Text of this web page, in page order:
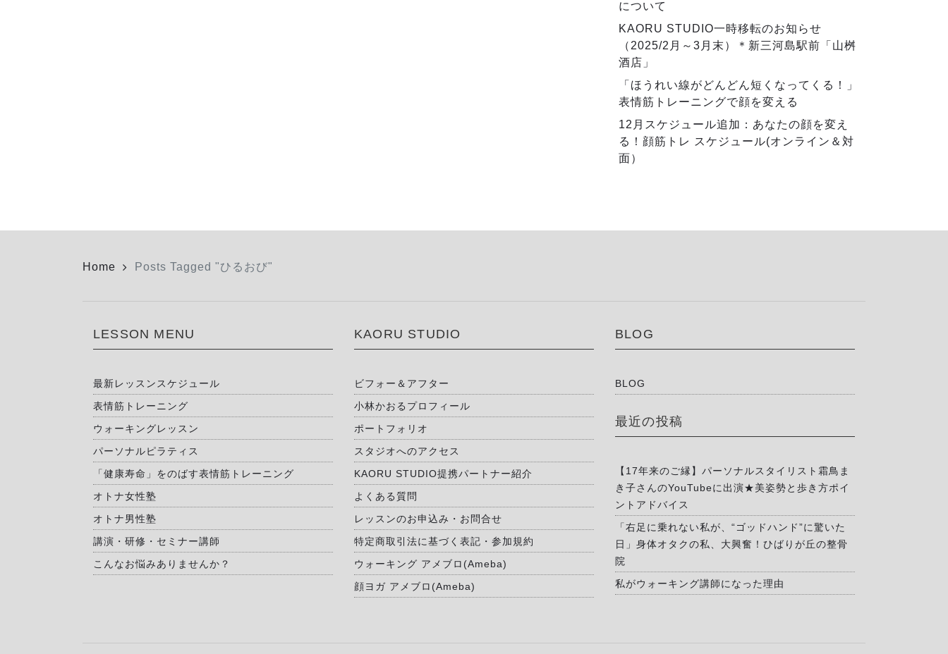
について
KAORU STUDIO一時移転のお知らせ
（2025/2月～3月末）＊新三河島駅前「山桝
酒店」
「ほうれい線がどんどん短くなってくる！」
表情筋トレーニングで顔を変える
12月スケジュール追加：あなたの顔を変え
る！顔筋トレ スケジュール(オンライン＆対
面）
Home Posts Tagged "ひるおび"
LESSON MENU
最新レッスンスケジュール
表情筋トレーニング
ウォーキングレッスン
パーソナルピラティス
「健康寿命」をのばす表情筋トレーニング
オトナ女性塾
オトナ男性塾
講演・研修・セミナー講師
こんなお悩みありませんか？
KAORU STUDIO
ビフォー＆アフター
小林かおるプロフィール
ポートフォリオ
スタジオへのアクセス
KAORU STUDIO提携パートナー紹介
よくある質問
レッスンのお申込み・お問合せ
特定商取引法に基づく表記・参加規約
ウォーキング アメブロ(Ameba)
顔ヨガ アメブロ(Ameba)
BLOG
BLOG
最近の投稿
【17年来のご縁】パーソナルスタイリスト霜鳥ま
き子さんのYouTubeに出演★美姿勢と歩き方ポイ
ントアドバイス
「右足に乗れない私が、“ゴッドハンド”に驚いた
日」身体オタクの私、大興奮！ひばりが丘の整骨
院
私がウォーキング講師になった理由